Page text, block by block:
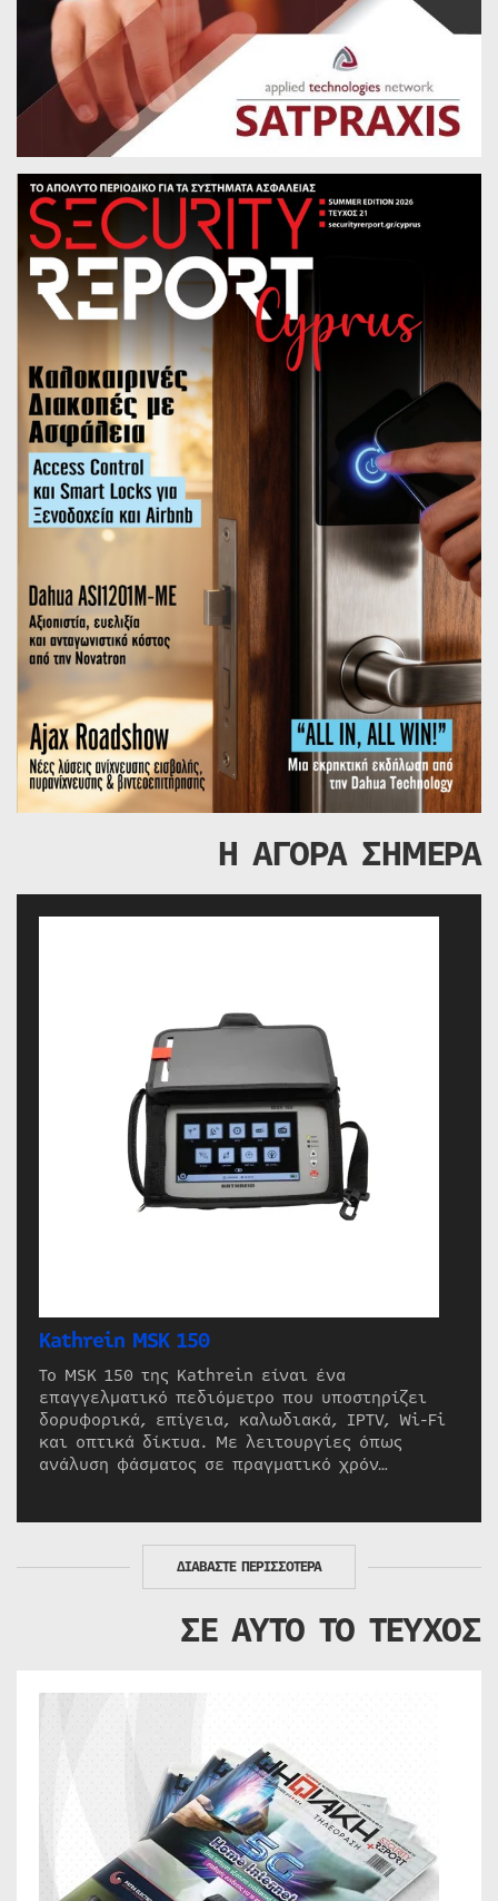
Η ΑΓΟΡΑ ΣΗΜΕΡΑ
Kathrein MSK 150
Το MSK 150 της Kathrein είναι ένα
επαγγελματικό πεδιόμετρο που υποστηρίζει
δορυφορικά, επίγεια, καλωδιακά, IPTV, Wi-Fi
και οπτικά δίκτυα. Με λειτουργίες όπως
ανάλυση φάσματος σε πραγματικό χρόν…
ΔΙΑΒΑΣΤΕ ΠΕΡΙΣΣΟΤΕΡΑ
ΣΕ ΑΥΤΟ ΤΟ ΤΕΥΧΟΣ